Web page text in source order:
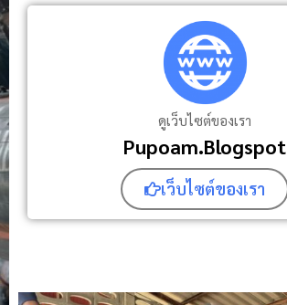
ดูเว็บไซต์ของเรา
Pupoam.Blogspot
เว็บไซต์ของเรา